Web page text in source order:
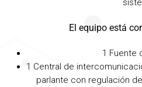
El equipo está
1 Fuente
1 Central de
parlante con regulación